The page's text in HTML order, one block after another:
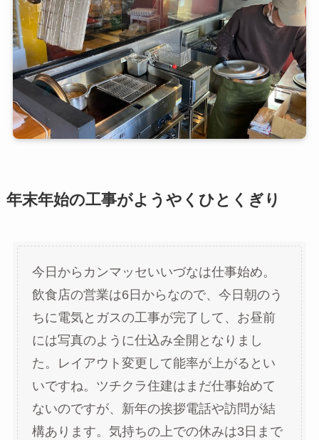
年末年始の工事がようやくひとくぎり
今日からカンマッセいいづなは仕事始め。
飲食店の営業は6日からなので、今日朝のう
ちに電気とガスの工事が完了して、お昼前
には写真のように仕込み全開となりまし
た。レイアウト変更して能率が上がるとい
いですね。ツチクラ住建はまだ仕事始めて
ないのですが、新年の挨拶電話や訪問が結
構あります。気持ちの上での休みは3日まで